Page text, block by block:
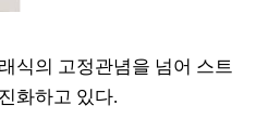
식의 고정관념을 넘어 스트
화하고 있다.